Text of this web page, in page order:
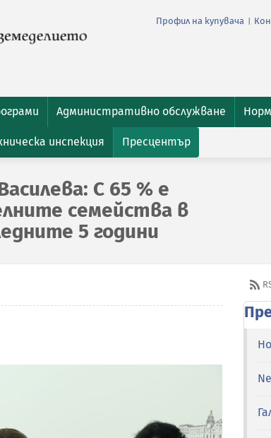
Профил на купувача
Административно обслужване
инспекция Пресцентър
С 65 % е
семейства в
5 години